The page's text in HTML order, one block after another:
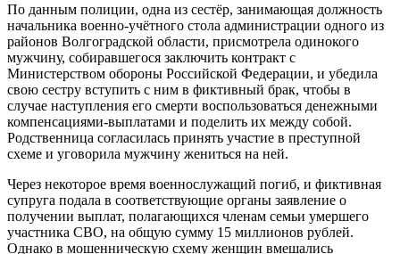
По данным полиции, одна из сестёр, занимающая должность
начальника военно-учётного стола администрации одного из
районов Волгоградской области, присмотрела одинокого
мужчину, собиравшегося заключить контракт с
Министерством обороны Российской Федерации, и убедила
свою сестру вступить с ним в фиктивный брак, чтобы в
случае наступления его смерти воспользоваться денежными
компенсациями-выплатами и поделить их между собой.
Родственница согласилась принять участие в преступной
схеме и уговорила мужчину жениться на ней.
Через некоторое время военнослужащий погиб, и фиктивная
супруга подала в соответствующие органы заявление о
получении выплат, полагающихся членам семьи умершего
участника СВО, на общую сумму 15 миллионов рублей.
Однако в мошенническую схему женщин вмешались